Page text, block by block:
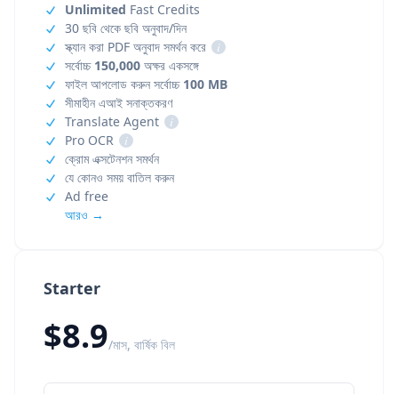
Starter
$8.9/মাস, বার্ষিক বিল
Unlimited Fast Credits
30 ছবি থেকে ছবি অনুবাদ/দিন
স্ক্যান করা PDF অনুবাদ সমর্থন করে
i
সর্বোচ্চ 150,000 অক্ষর একসঙ্গে
ফাইল আপলোড করুন সর্বোচ্চ 100 MB
সীমাহীন এআই সনাক্তকরণ
Translate Agent
i
Pro OCR
i
ক্রোম এক্সটেনশন সমর্থন
যে কোনও সময় বাতিল করুন
Ad free
আরও →